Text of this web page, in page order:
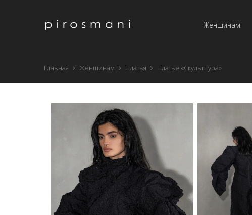
Женщинам
Главная Женщинам Платья Платье «Скульптура»